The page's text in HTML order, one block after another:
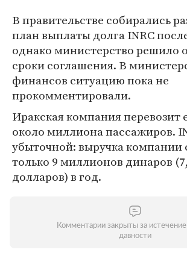
В правительстве собирались
план выплаты долга INRC
однако министерство решило
сроки соглашения. В
финансов ситуацию пока не
прокомментировали.
Иракская компания перевозит
около миллиона пассажиров.
убыточной: выручка компании
только 9 миллионов динаров
долларов) в год.
Комментарии закрыты за
давности